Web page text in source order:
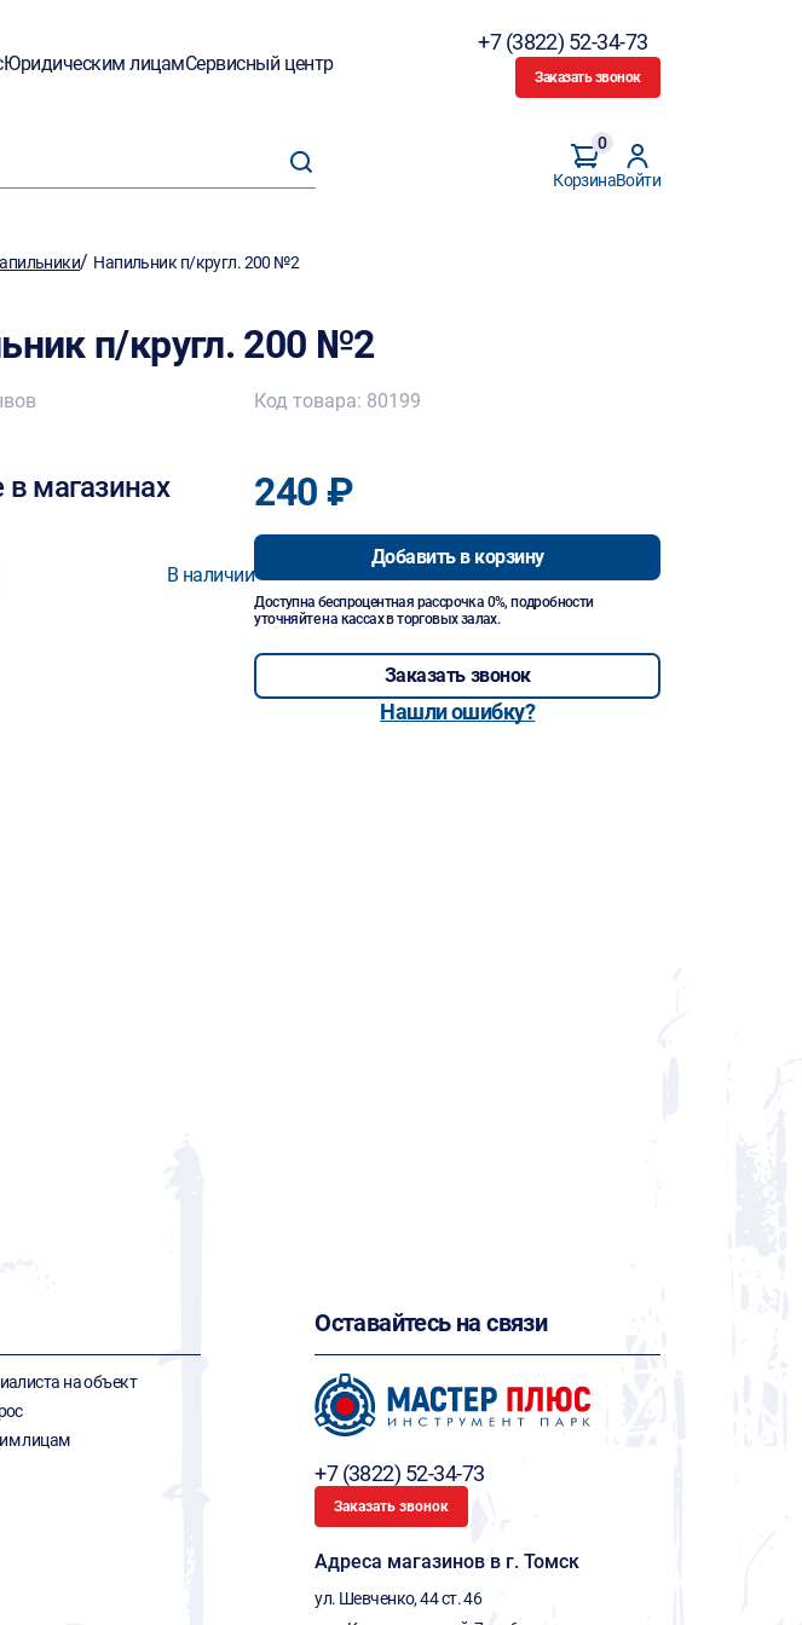
Юридическим лицамСервисный центр
+7 (3822) 52-34-73
Заказать звонок
Корзина
0
Войти
/ Напильник п/кругл. 200 №2
п/кругл. 200 №2
магазинах
В наличии
Код товара: 80199
240 ₽
Добавить в корзину
Доступна беспроцентная рассрочка 0%, подробности
уточняйте на кассах в торговых залах.
Заказать звонок
Нашли ошибку?
на объект
лицам
Оставайтесь на связи
+7 (3822) 52-34-73
Заказать звонок
Адреса магазинов в г. Томск
ул. Шевченко, 44 ст. 46